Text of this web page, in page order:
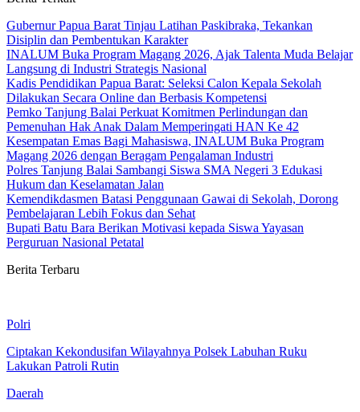
Gubernur Papua Barat Tinjau Latihan Paskibraka, Tekankan
Disiplin dan Pembentukan Karakter
INALUM Buka Program Magang 2026, Ajak Talenta Muda Belajar
Langsung di Industri Strategis Nasional
Kadis Pendidikan Papua Barat: Seleksi Calon Kepala Sekolah
Dilakukan Secara Online dan Berbasis Kompetensi
Pemko Tanjung Balai Perkuat Komitmen Perlindungan dan
Pemenuhan Hak Anak Dalam Memperingati HAN Ke 42
Kesempatan Emas Bagi Mahasiswa, INALUM Buka Program
Magang 2026 dengan Beragam Pengalaman Industri
Polres Tanjung Balai Sambangi Siswa SMA Negeri 3 Edukasi
Hukum dan Keselamatan Jalan
Kemendikdasmen Batasi Penggunaan Gawai di Sekolah, Dorong
Pembelajaran Lebih Fokus dan Sehat
Bupati Batu Bara Berikan Motivasi kepada Siswa Yayasan
Perguruan Nasional Petatal
Berita Terbaru
Polri
Ciptakan Kekondusifan Wilayahnya Polsek Labuhan Ruku
Lakukan Patroli Rutin
Daerah